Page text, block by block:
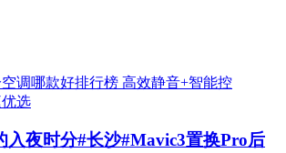
入夜时分#长沙#Mavic3置换Pro后